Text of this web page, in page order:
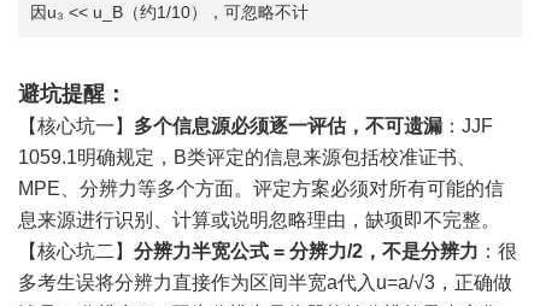
因u₃ << u_B（约1/10），可忽略不计
避坑提醒：
【核心坑一】 多个信息源必须逐一评估，不可遗漏 ：JJF
1059.1明确规定，B类评定的信息来源包括校准证书、
MPE、分辨力等多个方面。评定方案必须对所有可能的信
息来源进行识别、计算或说明忽略理由，缺项即不完整。
【核心坑二】 分辨力半宽公式 = 分辨力/2，不是分辨力 ：很
多考生误将分辨力直接作为区间半宽a代入u=a/√3，正确做